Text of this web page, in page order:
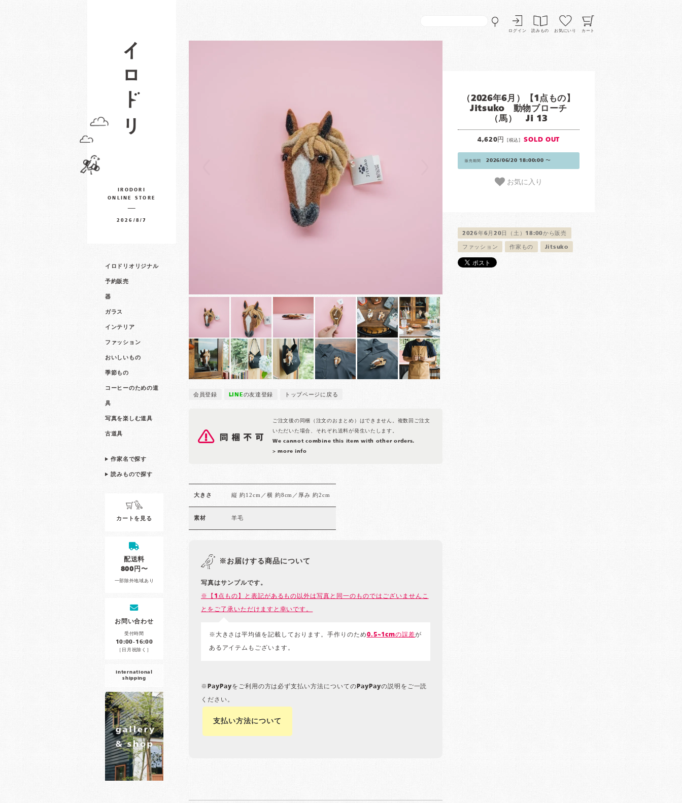
ログイン 読みもの お気にいり カート
IRODORI
ONLINE STORE
2026/8/7
イロドリオリジナル
予約販売
器
ガラス
インテリア
ファッション
おいしいもの
季節もの
コーヒーのための道
具
写真を楽しむ道具
古道具
作家名で探す
読みもので探す
カートを見る
配送料
800円〜
一部除外地域あり
お問い合わせ
受付時間
10:00-16:00
［日月祝除く］
international
shipping
会員登録 LINEの友達登録 トップページに戻る
ご注文後の同梱（注文のおまとめ）はできません。複数回ご注文
いただいた場合、それぞれ送料が発生いたします。
We cannot combine this item with other orders.
> more info
（2026年6月）【1点もの】
Jitsuko 動物ブローチ
（馬） Ji 13
4,620円 [税込] SOLD OUT
販売期間 2026/06/20 18:00:00 〜
お気に入り
2026年6月20日（土）18:00から販売
ファッション 作家もの Jitsuko
大きさ 縦 約12cm／横 約8cm／厚み 約2cm
素材 羊毛
※お届けする商品について
写真はサンプルです。
※【1点もの】と表記があるもの以外は写真と同一のものではございませんこ
とをご了承いただけますと幸いです。
※大きさは平均値を記載しております。手作りのため0.5~1cmの誤差が
あるアイテムもございます。
※PayPayをご利用の方は必ず支払い方法についてのPayPayの説明をご一読
ください。
支払い方法について